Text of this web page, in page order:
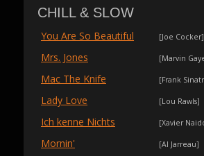
CHILL & SLOW
You Are So Beautiful [Joe Cocker]
Mrs. Jones [Marvin
Mac The Knife [Frank
Lady Love [Lou Rawls]
Ich kenne Nichts [Xavier
Mornin' [Al Jarreau]